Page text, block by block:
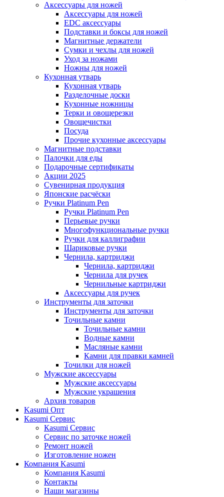
Аксессуары для ножей
Аксессуары для ножей
EDC аксессуары
Подставки и боксы для ножей
Магнитные держатели
Сумки и чехлы для ножей
Уход за ножами
Ножны для ножей
Кухонная утварь
Кухонная утварь
Разделочные доски
Кухонные ножницы
Терки и овощерезки
Овощечистки
Посуда
Прочие кухонные аксессуары
Магнитные подставки
Палочки для еды
Подарочные сертификаты
Акции 2025
Сувенирная продукция
Японские расчёски
Ручки Platinum Pen
Ручки Platinum Pen
Перьевые ручки
Многофункциональные ручки
Ручки для каллиграфии
Шариковые ручки
Чернила, картриджи
Чернила, картриджи
Чернила для ручек
Чернильные картриджи
Аксессуары для ручек
Инструменты для заточки
Инструменты для заточки
Точильные камни
Точильные камни
Водные камни
Масляные камни
Камни для правки камней
Точилки для ножей
Мужские аксессуары
Мужские аксессуары
Мужские украшения
Архив товаров
Kasumi Опт
Кasumi Сервис
Кasumi Сервис
Сервис по заточке ножей
Ремонт ножей
Изготовление ножен
Компания Kasumi
Компания Kasumi
Контакты
Наши магазины